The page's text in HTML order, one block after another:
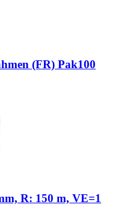
(FR) Pak100
R: 150 m, VE=1